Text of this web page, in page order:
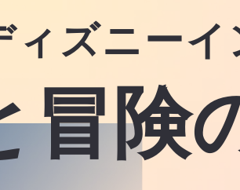
ィズニー
冒険